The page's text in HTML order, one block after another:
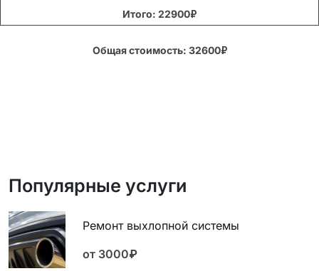
Итого: 22900₽
Общая стоимость: 32600₽
Популярные услуги
Ремонт выхлопной системы
от 3000₽